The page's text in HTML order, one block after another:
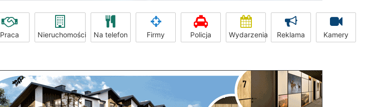
Praca Nieruchomości Na telefon Firmy Policja Wydarzenia Reklama Kamery